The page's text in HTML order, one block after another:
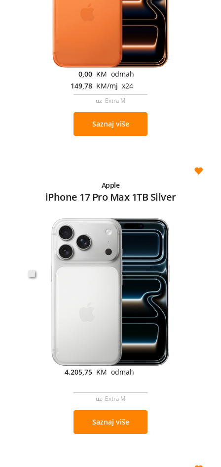
0,00 KM odmah
149,78 KM/mj x24
uz Extra M
Saznaj više
Apple
iPhone 17 Pro Max 1TB Silver
4.205,75 KM odmah
uz Extra M
Saznaj više